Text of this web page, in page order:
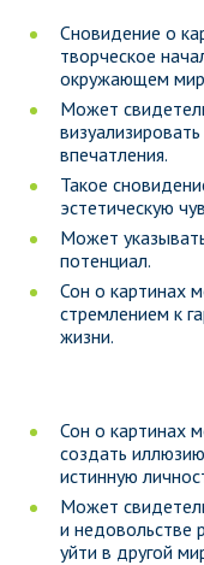
Сновидение о
творческое
окружающем
Может
впечатления.
Такое
эстетическую
Может
потенциал.
Сон о картинах
стремлением к
жизни.
Сон о картинах
создать
истинную
Может
и недовольстве
уйти в другой